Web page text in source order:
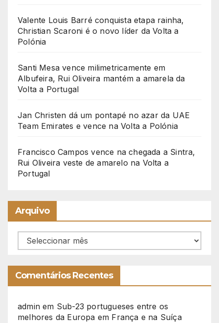
Valente Louis Barré conquista etapa rainha,
Christian Scaroni é o novo líder da Volta a
Polónia
Santi Mesa vence milimetricamente em
Albufeira, Rui Oliveira mantém a amarela da
Volta a Portugal
Jan Christen dá um pontapé no azar da UAE
Team Emirates e vence na Volta a Polónia
Francisco Campos vence na chegada a Sintra,
Rui Oliveira veste de amarelo na Volta a
Portugal
Arquivo
Arquivo
Comentários Recentes
admin em Sub-23 portugueses entre os
melhores da Europa em França e na Suíça